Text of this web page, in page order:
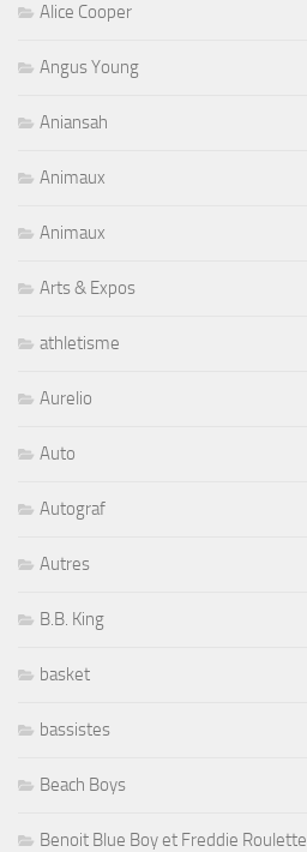
Alice Cooper
Angus Young
Aniansah
Animaux
Animaux
Arts & Expos
athletisme
Aurelio
Auto
Autograf
Autres
B.B. King
basket
bassistes
Beach Boys
Benoit Blue Boy et Freddie Roulette